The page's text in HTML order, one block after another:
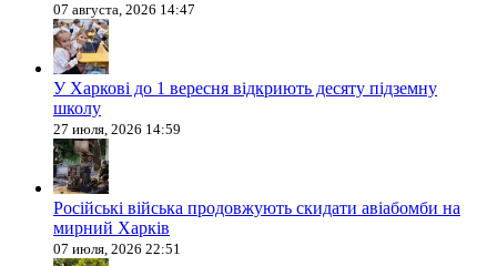
07 августа, 2026 14:47
У Харкові до 1 вересня відкриють десяту підземну
школу
27 июля, 2026 14:59
Російські війська продовжують скидати авіабомби на
мирний Харків
07 июля, 2026 22:51